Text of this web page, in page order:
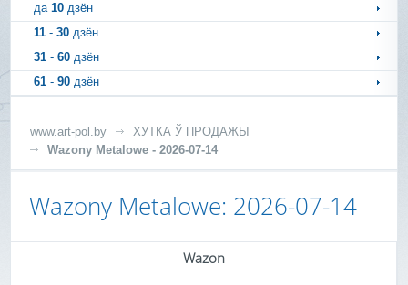
да10дзён
11 -30 дзён
31 -60 дзён
61 -90 дзён
www.art-pol.by
ХУТКА Ў ПРОДАЖЫ
Wazony Metalowe - 2026-07-14
Wazony Metalowe: 2026-07-14
Wazon